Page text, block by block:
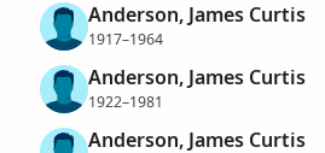
Anderson, James Curtis
1917–1964
Anderson, James Curtis
1922–1981
Anderson, James Curtis